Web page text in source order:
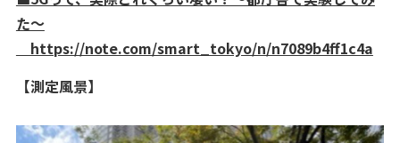
た～
https://note.com/smart_tokyo/n/n7089b4ff1c4a
【測定風景】